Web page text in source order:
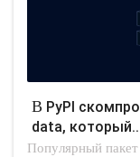
В PyPI скомпрометировали пакет elementary-
data, который..
Популярный